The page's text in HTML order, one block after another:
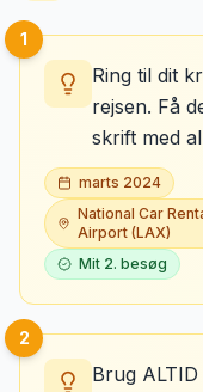
1
Ring til dit
rejsen. Få
skrift med
marts 2024
National Car
Airport (LAX)
Mit 2. besøg
2
Brug